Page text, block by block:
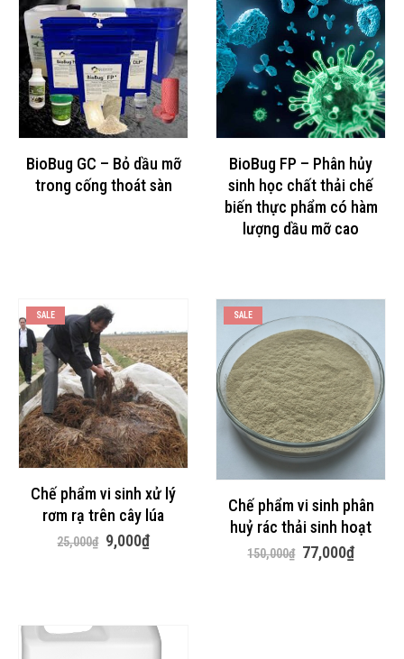
BioBug GC – Bỏ dầu mỡ
trong cống thoát sàn
BioBug FP – Phân hủy
sinh học chất thải chế
biến thực phẩm có hàm
lượng dầu mỡ cao
SALE
Chế phẩm vi sinh xử lý
rơm rạ trên cây lúa
25,000₫ Giá
gốc
9,000₫Giá
hiện
SALE
Chế phẩm vi sinh phân
huỷ rác thải sinh hoạt
150,000₫ Giá
gốc
77,000₫Giá